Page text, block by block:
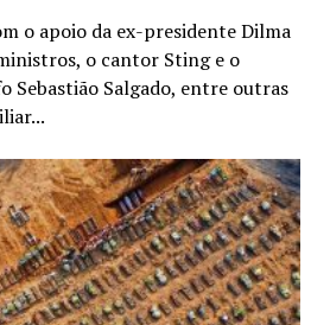
o apoio da ex-presidente Dilma
o cantor Sting e o
Sebastião Salgado, entre outras